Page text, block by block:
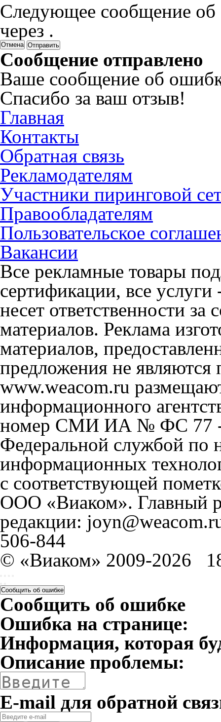
Следующее сообщение об
через .
Отмена
Сообщение отправлено
Ваше сообщение об
Спасибо за ваш отзыв!
Главная
Контакты
Обратная связь
Рекламодателям
Участники пиринговой
Правообладателям
Пользовательское
Вакансии
Все рекламные товары
сертификации, все
несет ответственности
материалов. Реклама
материалов,
предложения не
www.weacom.ru
информационного
номер СМИ ИА № ФС 77 -
Федеральной службой по
информационных
с соответствующей
ООО «Виаком». Главный
редакции:
506-844
© «Виаком» 2009-2026
Сообщить об ошибке
Сообщить об ошибке
Ошибка на странице:
Информация, которая
Описание проблемы:
E-mail для обратной